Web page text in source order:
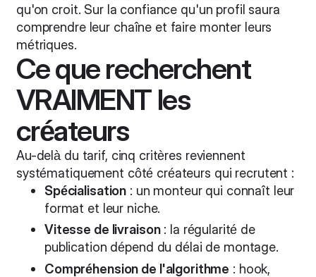
qu'on croit. Sur la confiance qu'un profil saura
comprendre leur chaîne et faire monter leurs
métriques.
Ce que recherchent
VRAIMENT les
créateurs
Au-delà du tarif, cinq critères reviennent
systématiquement côté créateurs qui recrutent :
Spécialisation : un monteur qui connaît leur
format et leur niche.
Vitesse de livraison: la régularité de
publication dépend du délai de montage.
Compréhension de l'algorithme : hook,